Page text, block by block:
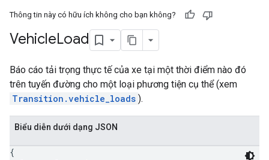
Thông tin này có hữu ích không cho bạn không?
VehicleLoad
Báo cáo tải trọng thực tế của xe tại một thời điểm nào đó
trên tuyến đường cho một loại phương tiện cụ thể (xem
Transition.vehicle_loads ).
Biểu diễn dưới dạng JSON
{